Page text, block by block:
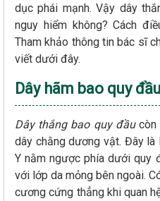
dục phái mạnh. Vậy dây
nguy hiểm không? Cách
Tham khảo thông tin bác sĩ
viết dưới đây.
Dây hãm bao quy
Dây thắng bao quy đầu còn
dây chằng dương vật. Đây
Y nằm ngược phía dưới quy
với lớp da mỏng bên ngoài.
cương cứng thẳng khi quan